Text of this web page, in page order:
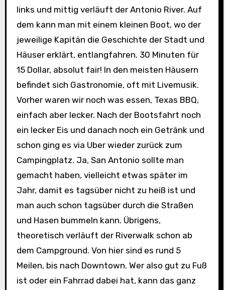
links und mittig verläuft der Antonio River. Auf
dem kann man mit einem kleinen Boot, wo der
jeweilige Kapitän die Geschichte der Stadt und
Häuser erklärt, entlangfahren. 30 Minuten für
15 Dollar, absolut fair! In den meisten Häusern
befindet sich Gastronomie, oft mit Livemusik.
Vorher waren wir noch was essen, Texas BBQ,
einfach aber lecker. Nach der Bootsfahrt noch
ein lecker Eis und danach noch ein Getränk und
schon ging es via Uber wieder zurück zum
Campingplatz. Ja, San Antonio sollte man
gemacht haben, vielleicht etwas später im
Jahr, damit es tagsüber nicht zu heiß ist und
man auch schon tagsüber durch die Straßen
und Hasen bummeln kann. Übrigens,
theoretisch verläuft der Riverwalk schon ab
dem Campground. Von hier sind es rund 5
Meilen, bis nach Downtown. Wer also gut zu Fuß
ist oder ein Fahrrad dabei hat, kann das ganz